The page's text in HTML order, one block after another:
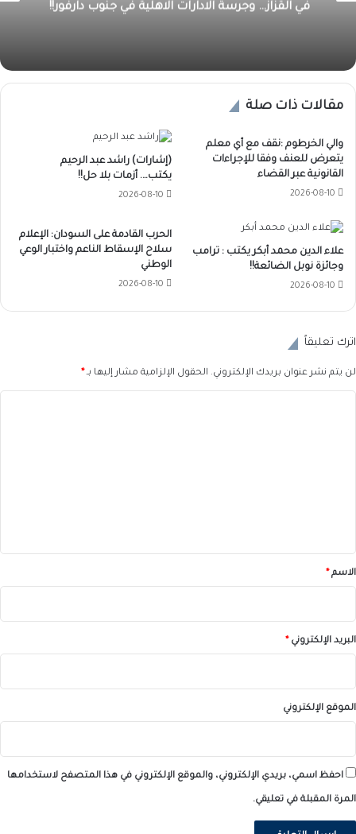
في القزاز… وجرسة الادارات الاهلية في جنوب دارفور!!
مقالات ذات صلة
والي الخرطوم :نقف مع أي معلم
يتعرض للعنف وفقا للإجراءات
القانونية عبر القضاء
2026-08-10
(إشارات) راشد عبد الرحيم
يكتب…. أزمات بلا حل!!
2026-08-10
علاء الدين محمد أبكر يكتب : ترامب
وجائزة نوبل الضائعة!!
2026-08-10
الحرب القادمة على السودان: الإعلام
سلاح الإسقاط الناعم واختبار الوعي
الوطني
2026-08-10
اترك تعليقاً
لن يتم نشر عنوان بريدك الإلكتروني. الحقول الإلزامية مشار إليها بـ*
*الاسم*
البريد الإلكتروني*
الموقع الإلكتروني
احفظ اسمي، بريدي الإلكتروني، والموقع الإلكتروني في هذا المتصفح لاستخدامها
المرة المقبلة في تعليقي.